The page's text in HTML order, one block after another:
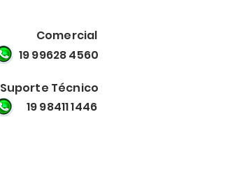
Comercial
19 99628 4560
Suporte Técnico
19 98411 1446